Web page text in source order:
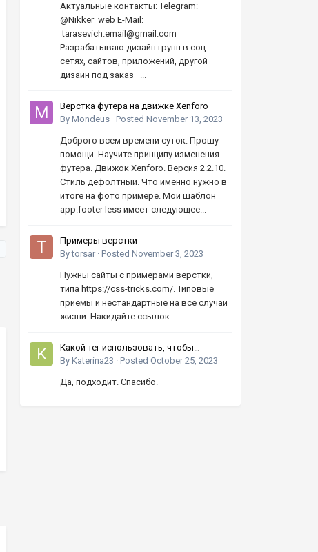
Актуальные контакты: Telegram:
@Nikker_web E-Mail:
tarasevich.email@gmail.com
Разрабатываю дизайн групп в соц
сетях, сайтов, приложений, другой
дизайн под заказ ...
Вёрстка футера на движке Xenforo
By Mondeus · Posted November 13, 2023
Доброго всем времени суток. Прошу
помощи. Научите принципу изменения
футера. Движок Xenforo. Версия 2.2.10.
Стиль дефолтный. Что именно нужно в
итоге на фото примере. Мой шаблон
app.footer less имеет следующее...
Примеры верстки
Bytorsar · Posted November 3, 2023
Нужны сайты с примерами верстки,
типа https://css-tricks.com/. Типовые
приемы и нестандартные на все случаи
жизни. Накидайте ссылок.
Какой тег использовать, чтобы
увеличивать число кнопками вверх-
By Katerina23 · Posted October 25, 2023
Да, подходит. Спасибо.